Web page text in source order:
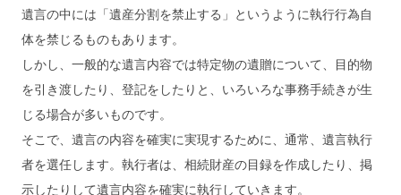
遺言の中には「遺産分割を禁止する」というように執行行為自
体を禁じるものもあります。
しかし、一般的な遺言内容では特定物の遺贈について、目的物
を引き渡したり、登記をしたりと、いろいろな事務手続きが生
じる場合が多いものです。
そこで、遺言の内容を確実に実現するために、通常、遺言執行
者を選任します。執行者は、相続財産の目録を作成したり、掲
示したりして遺言内容を確実に執行していきます。